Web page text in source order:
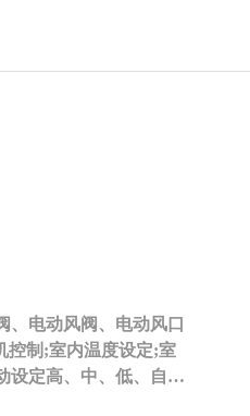
、电动风阀、电动风口
设定高、中、低、自动